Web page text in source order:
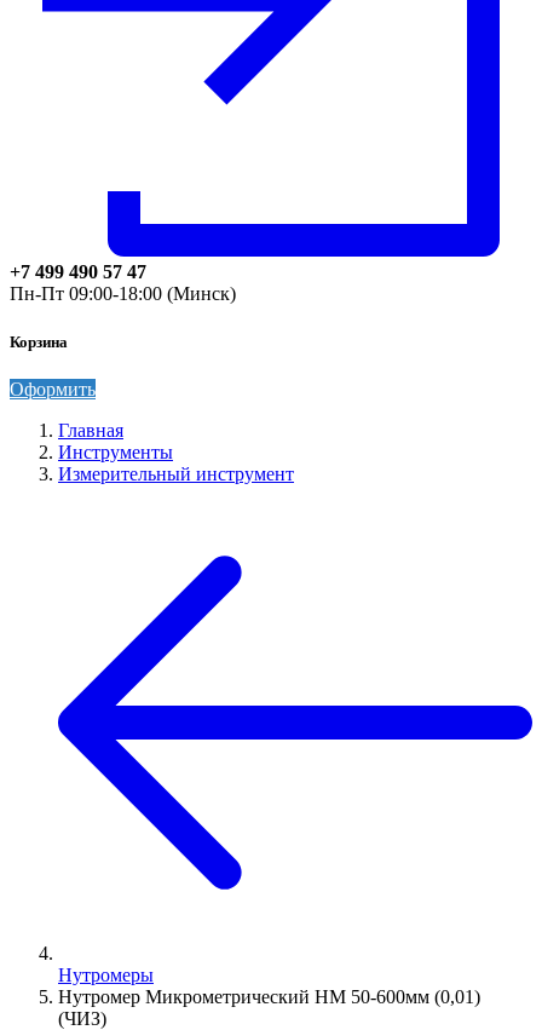
+7 499 490 57 47
Пн-Пт 09:00-18:00 (Минск)
Корзина
Оформить
Главная
Инструменты
Измерительный инструмент
Нутромеры
Нутромер Микрометрический НМ 50-600мм (0,01)
(ЧИЗ)